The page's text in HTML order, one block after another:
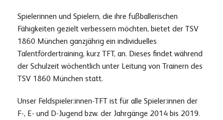
Spielerinnen und Spielern, die ihre fußballerischen
Fähigkeiten gezielt verbessern möchten, bietet der TSV
1860 München ganzjährig ein individuelles
Talentfördertraining, kurz TFT, an. Dieses findet während
der Schulzeit wöchentlich unter Leitung von Trainern des
TSV 1860 München statt.
Unser Feldspieler:innen-TFT ist für alle Spieler:innen der
F-, E- und D-Jugend bzw. der Jahrgänge 2014 bis 2019.